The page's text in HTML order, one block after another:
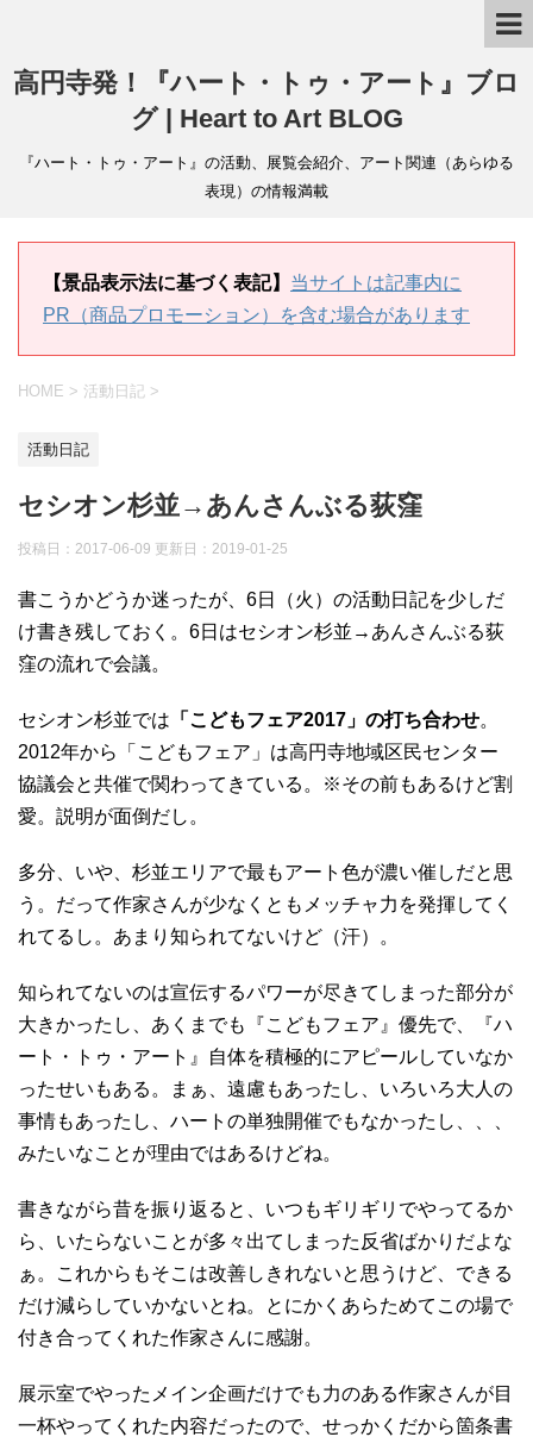
高円寺発！『ハート・トゥ・アート』ブロ
グ | Heart to Art BLOG
『ハート・トゥ・アート』の活動、展覧会紹介、アート関連（あらゆる
表現）の情報満載
【景品表示法に基づく表記】 当サイトは記事内に
PR（商品プロモーション）を含む場合があります
HOME > 活動日記 >
活動日記
セシオン杉並→あんさんぶる荻窪
投稿日：2017-06-09 更新日： 2019-01-25
書こうかどうか迷ったが、6日（火）の活動日記を少しだ
け書き残しておく。6日はセシオン杉並→あんさんぶる荻
窪の流れで会議。
セシオン杉並では 「こどもフェア2017」の打ち合わせ。
2012年から「こどもフェア」は高円寺地域区民センター
協議会と共催で関わってきている。※その前もあるけど割
愛。説明が面倒だし。
多分、いや、杉並エリアで最もアート色が濃い催しだと思
う。だって作家さんが少なくともメッチャ力を発揮してく
れてるし。あまり知られてないけど（汗）。
知られてないのは宣伝するパワーが尽きてしまった部分が
大きかったし、あくまでも『こどもフェア』優先で、『ハ
ート・トゥ・アート』自体を積極的にアピールしていなか
ったせいもある。まぁ、遠慮もあったし、いろいろ大人の
事情もあったし、ハートの単独開催でもなかったし、、、
みたいなことが理由ではあるけどね。
書きながら昔を振り返ると、いつもギリギリでやってるか
ら、いたらないことが多々出てしまった反省ばかりだよな
ぁ。これからもそこは改善しきれないと思うけど、できる
だけ減らしていかないとね。とにかくあらためてこの場で
付き合ってくれた作家さんに感謝。
展示室でやったメイン企画だけでも力のある作家さんが目
一杯やってくれた内容だったので、せっかくだから箇条書